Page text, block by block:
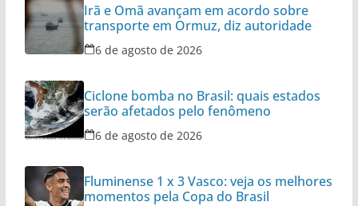
Irã e Omã avançam em acordo sobre
transporte em Ormuz, diz autoridade
6 de agosto de 2026
Ciclone bomba no Brasil: quais estados
serão afetados pelo fenômeno
6 de agosto de 2026
Fluminense 1 x 3 Vasco: veja os melhores
momentos pela Copa do Brasil